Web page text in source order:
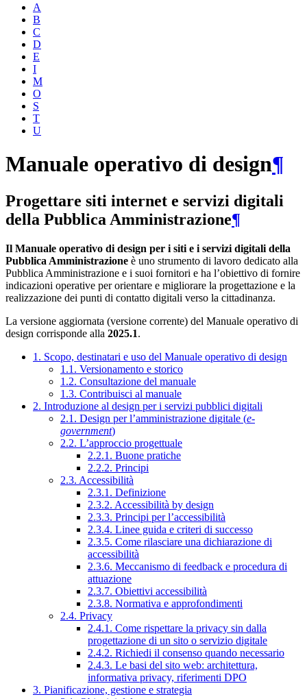
A
B
C
D
E
I
M
O
S
T
U
Manuale operativo di design¶
Progettare siti internet e servizi digitali
della Pubblica Amministrazione¶
Il Manuale operativo di design per i siti e i servizi digitali della
Pubblica Amministrazione è uno strumento di lavoro dedicato alla
Pubblica Amministrazione e i suoi fornitori e ha l’obiettivo di fornire
indicazioni operative per orientare e migliorare la progettazione e la
realizzazione dei punti di contatto digitali verso la cittadinanza.
La versione aggiornata (versione corrente) del Manuale operativo di
design corrisponde alla 2025.1.
1. Scopo, destinatari e uso del Manuale operativo di design
1.1. Versionamento e storico
1.2. Consultazione del manuale
1.3. Contribuisci al manuale
2. Introduzione al design per i servizi pubblici digitali
2.1. Design per l’amministrazione digitale (e-
government)
2.2. L’approccio progettuale
2.2.1. Buone pratiche
2.2.2. Principi
2.3. Accessibilità
2.3.1. Definizione
2.3.2. Accessibilità by design
2.3.3. Principi per l’accessibilità
2.3.4. Linee guida e criteri di successo
2.3.5. Come rilasciare una dichiarazione di
accessibilità
2.3.6. Meccanismo di feedback e procedura di
attuazione
2.3.7. Obiettivi accessibilità
2.3.8. Normativa e approfondimenti
2.4. Privacy
2.4.1. Come rispettare la privacy sin dalla
progettazione di un sito o servizio digitale
2.4.2. Richiedi il consenso quando necessario
2.4.3. Le basi del sito web: architettura,
informativa privacy, riferimenti DPO
3. Pianificazione, gestione e strategia